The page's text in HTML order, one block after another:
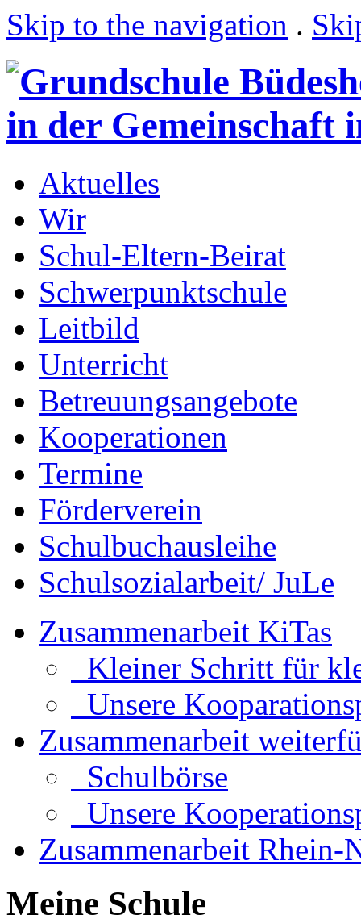
Skip to the navigation .
Aktuelles
Wir
Schul-Eltern-Beirat
Schwerpunktschule
Leitbild
Unterricht
Betreuungsangebote
Kooperationen
Termine
Förderverein
Schulbuchausleihe
Schulsozialarbeit/ JuLe
Zusammenarbeit KiTas
Kleiner Schritt für
Unsere
Zusammenarbeit
Schulbörse
Unsere
Zusammenarbeit Rhein-
Meine Schule